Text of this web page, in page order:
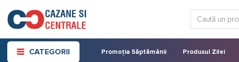
content
CATEGORII Promoția Săptămânii Produsul Zilei